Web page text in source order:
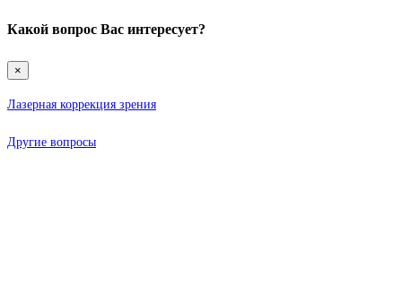
Какой вопрос Вас интересует?
×
Лазерная коррекция зрения
Другие вопросы